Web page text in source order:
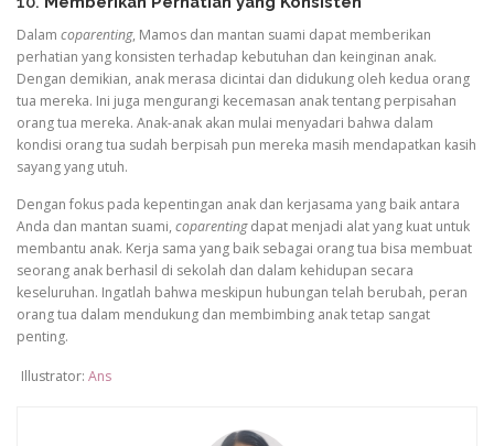
Dalam coparenting, Mamos dan mantan suami dapat memberikan
perhatian yang konsisten terhadap kebutuhan dan keinginan anak.
Dengan demikian, anak merasa dicintai dan didukung oleh kedua orang
tua mereka. Ini juga mengurangi kecemasan anak tentang perpisahan
orang tua mereka. Anak-anak akan mulai menyadari bahwa dalam
kondisi orang tua sudah berpisah pun mereka masih mendapatkan kasih
sayang yang utuh.
Dengan fokus pada kepentingan anak dan kerjasama yang baik antara
Anda dan mantan suami, coparentingdapat menjadi alat yang kuat untuk
membantu anak. Kerja sama yang baik sebagai orang tua bisa membuat
seorang anak berhasil di sekolah dan dalam kehidupan secara
keseluruhan. Ingatlah bahwa meskipun hubungan telah berubah, peran
orang tua dalam mendukung dan membimbing anak tetap sangat
penting.
Illustrator: Ans